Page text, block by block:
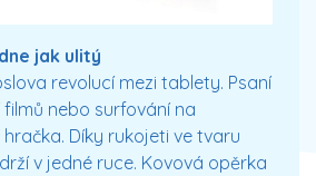
jak ulitý
revolucí mezi tablety. Psaní
filmů nebo surfování na
Díky rukojeti ve tvaru
v jedné ruce. Kovová opěrka